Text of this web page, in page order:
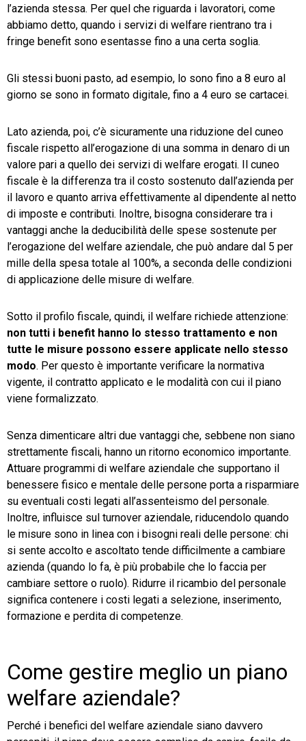
l’azienda stessa. Per quel che riguarda i lavoratori, come
abbiamo detto, quando i servizi di welfare rientrano tra i
fringe benefit sono esentasse fino a una certa soglia.
Gli stessi buoni pasto, ad esempio, lo sono fino a 8 euro al
giorno se sono in formato digitale, fino a 4 euro se cartacei.
Lato azienda, poi, c’è sicuramente una riduzione del cuneo
fiscale rispetto all’erogazione di una somma in denaro di un
valore pari a quello dei servizi di welfare erogati. Il cuneo
fiscale è la differenza tra il costo sostenuto dall’azienda per
il lavoro e quanto arriva effettivamente al dipendente al netto
di imposte e contributi. Inoltre, bisogna considerare tra i
vantaggi anche la deducibilità delle spese sostenute per
l’erogazione del welfare aziendale, che può andare dal 5 per
mille della spesa totale al 100%, a seconda delle condizioni
di applicazione delle misure di welfare.
Sotto il profilo fiscale, quindi, il welfare richiede attenzione:
non tutti i benefit hanno lo stesso trattamento e non
tutte le misure possono essere applicate nello stesso
modo. Per questo è importante verificare la normativa
vigente, il contratto applicato e le modalità con cui il piano
viene formalizzato.
Senza dimenticare altri due vantaggi che, sebbene non siano
strettamente fiscali, hanno un ritorno economico importante.
Attuare programmi di welfare aziendale che supportano il
benessere fisico e mentale delle persone porta a risparmiare
su eventuali costi legati all’assenteismo del personale.
Inoltre, influisce sul turnover aziendale, riducendolo quando
le misure sono in linea con i bisogni reali delle persone: chi
si sente accolto e ascoltato tende difficilmente a cambiare
azienda (quando lo fa, è più probabile che lo faccia per
cambiare settore o ruolo). Ridurre il ricambio del personale
significa contenere i costi legati a selezione, inserimento,
formazione e perdita di competenze.
Come gestire meglio un piano
welfare aziendale?
Perché i benefici del welfare aziendale siano davvero